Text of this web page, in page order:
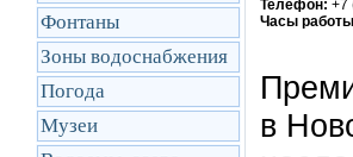
Фонтаны
Зоны водоснабжения
Погода
Музеи
Телефон: +7
Часы
в